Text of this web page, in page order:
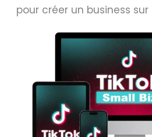
pour créer un business sur
NB
NL
AR